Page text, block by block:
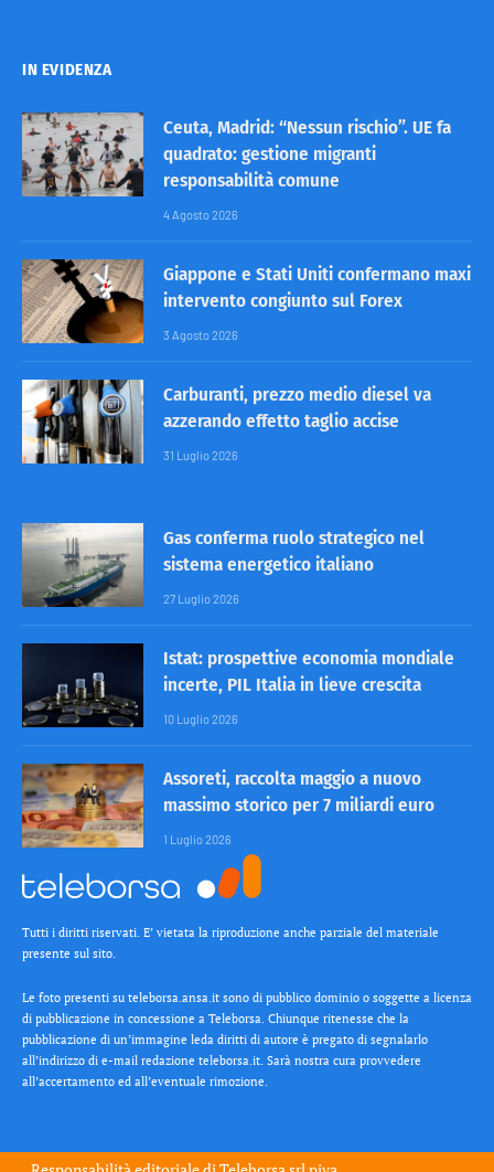
IN EVIDENZA
Ceuta, Madrid: “Nessun rischio”. UE fa
quadrato: gestione migranti
responsabilità comune
4 Agosto 2026
Giappone e Stati Uniti confermano maxi
intervento congiunto sul Forex
3 Agosto 2026
Carburanti, prezzo medio diesel va
azzerando effetto taglio accise
31 Luglio 2026
Gas conferma ruolo strategico nel
sistema energetico italiano
27 Luglio 2026
Istat: prospettive economia mondiale
incerte, PIL Italia in lieve crescita
10 Luglio 2026
Assoreti, raccolta maggio a nuovo
massimo storico per 7 miliardi euro
1 Luglio 2026
Tutti i diritti riservati. E’ vietata la riproduzione anche parziale del materiale
presente sul sito.
Le foto presenti su teleborsa.ansa.it sono di pubblico dominio o soggette a licenza
di pubblicazione in concessione a Teleborsa. Chiunque ritenesse che la
pubblicazione di un’immagine leda diritti di autore è pregato di segnalarlo
all’indirizzo di e-mail redazione teleborsa.it. Sarà nostra cura provvedere
all’accertamento ed all’eventuale rimozione.